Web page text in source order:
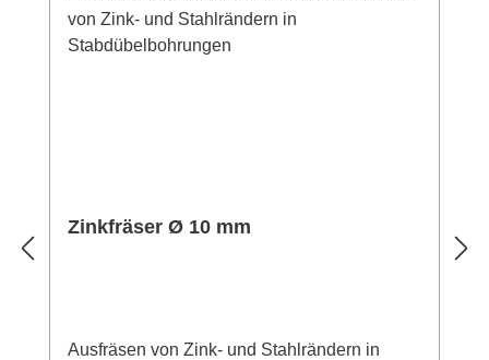
Zinkfräser Ø 10 mm
Ausfräsen von Zink- und Stahlrändern in